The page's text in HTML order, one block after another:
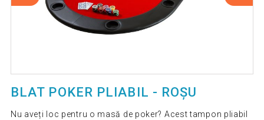
BLAT POKER PLIABIL - ROȘU
Nu aveți loc pentru o masă de poker? Acest tampon pliabil